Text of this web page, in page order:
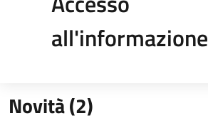
all'informazione
Novità (2)